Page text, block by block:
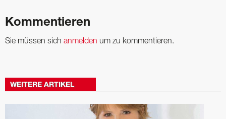
Kommentieren
Sie müssen sich anmelden um zu kommentieren.
WEITERE ARTIKEL